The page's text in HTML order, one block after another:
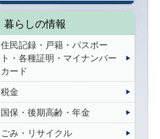
暮らしの情報
住民記録・戸籍・パスポー
ト・各種証明・マイナンバー
カード
税金
国保・後期高齢・年金
ごみ・リサイクル